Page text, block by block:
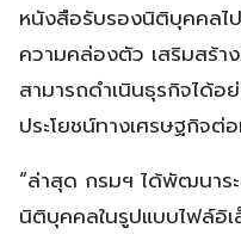
หนังสือรับรองนิติบุคคลไป
ความคล่องตัว เสริมสร้า
สามารถดำเนินธุรกิจได้อ
ประโยชน์ทางเศรษฐกิจต่
“ล่าสุด กรมฯ ได้พัฒนาร
นิติบุคคลในรูปแบบไฟล์อิเ